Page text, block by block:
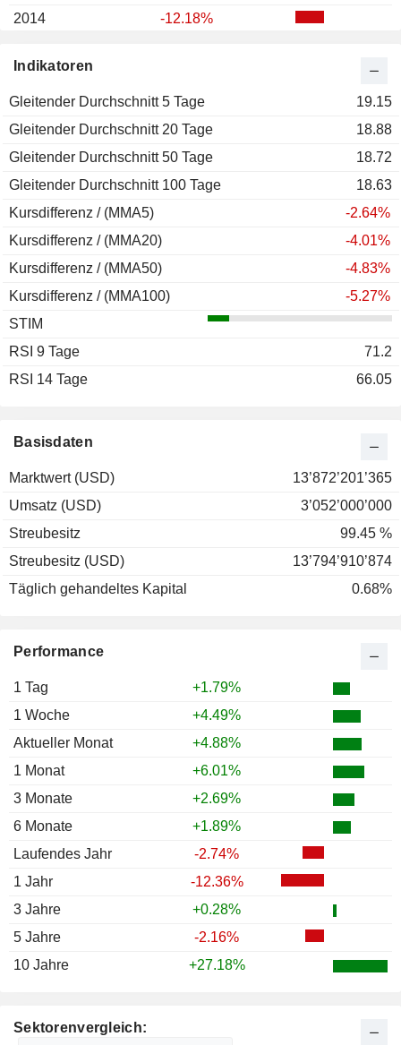
Performance
1 Tag
+1.79%
1 Woche
+4.49%
Aktueller Monat
+4.88%
1 Monat
+6.01%
3 Monate
+2.69%
6 Monate
+1.89%
Laufendes Jahr
-2.74%
1 Jahr
-12.36%
3 Jahre
+0.28%
5 Jahre
-2.16%
10 Jahre
+27.18%
Basisdaten
Marktwert (USD)
13’872’201’365
Umsatz (USD)
3’052’000’000
Streubesitz
99.45 %
Streubesitz (USD)
13’794’910’874
Täglich gehandeltes Kapital
0.68%
Indikatoren
Gleitender Durchschnitt 5 Tage
19.15
Gleitender Durchschnitt 20 Tage
18.88
Gleitender Durchschnitt 50 Tage
18.72
Gleitender Durchschnitt 100 Tage
18.63
Kursdifferenz / (MMA5)
-2.64%
Kursdifferenz / (MMA20)
-4.01%
Kursdifferenz / (MMA50)
-4.83%
Kursdifferenz / (MMA100)
-5.27%
STIM
RSI 9 Tage
71.2
RSI 14 Tage
66.05
Sektorenvergleich:
2014
-12.18%
2012
2011
-6.25%
2010
+32.37%
2009
+96.68%
2008
-56.73%
2007
2006
+18.92%
2005
-17.29%
2004
+29.36%